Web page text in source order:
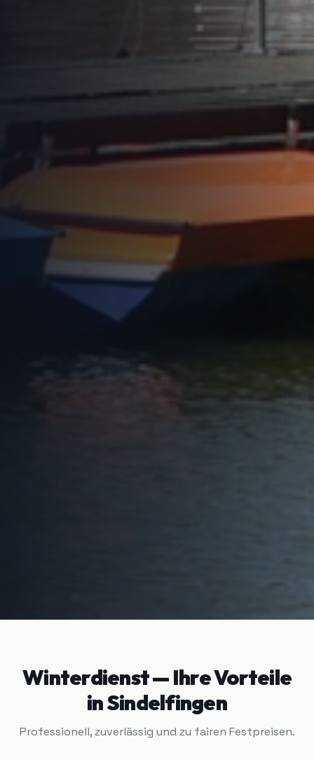
Winterdienst— Ihre Vorteile
inSindelfingen
Professionell, zuverlässig und zu fairen Festpreisen.